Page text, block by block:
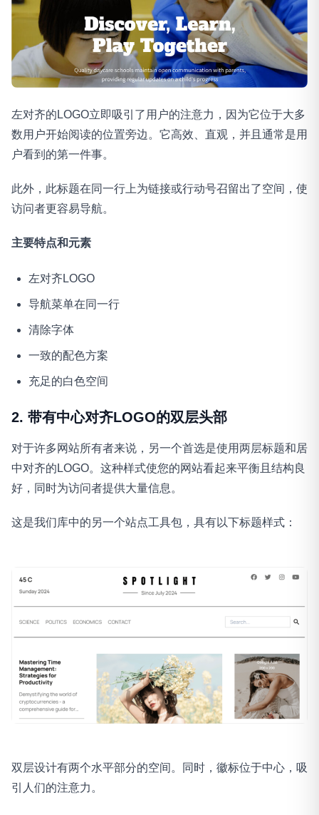
左对齐的LOGO立即吸引了用户的注意力，因为它位于大多
数用户开始阅读的位置旁边。它高效、直观，并且通常是用
户看到的第一件事。
此外，此标题在同一行上为链接或行动号召留出了空间，使
访问者更容易导航。
主要特点和元素
左对齐LOGO
导航菜单在同一行
清除字体
一致的配色方案
充足的白色空间
2. 带有中心对齐LOGO的双层头部
对于许多网站所有者来说，另一个首选是使用两层标题和居
中对齐的LOGO。这种样式使您的网站看起来平衡且结构良
好，同时为访问者提供大量信息。
这是我们库中的另一个站点工具包，具有以下标题样式：
双层设计有两个水平部分的空间。同时，徽标位于中心，吸
引人们的注意力。